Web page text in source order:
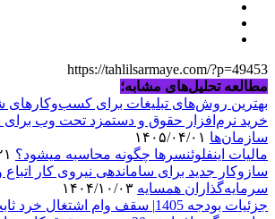
https://tahlilsarmaye.com/?p=49453
مطالعه تحلیل‌های مشابه؛
بهترین روش‌های تبلیغات برای کسب‌وکارهای
خرید نرم‌افزار حقوق و دستمزد تحت وب
سازمان‌ها
مالیات اینفلوئنسرها چگونه محاسبه میشود؟
سازوکار جدید برای ساماندهی نیروی کار اتباع
سرمایه‌گذاران همسایه
جزئیات بودجه 1405| سقف وام اشتغال خرد ثابت ماند